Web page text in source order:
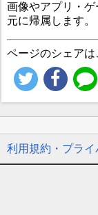
画像やアプリ・
元に帰属します。
ページのシェアは
利用規約・プラ